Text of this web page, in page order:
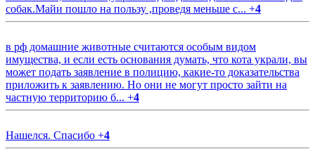
собак.Майи пошло на пользу ,проведя меньше с... +4
в рф домашние животные считаются особым видом
имущества, и если есть основания думать, что кота украли, вы
может подать заявление в полицию, какие-то доказательства
приложить к заявлению. Но они не могут просто зайти на
частную территорию б... +4
Нашелся. Спасибо +4